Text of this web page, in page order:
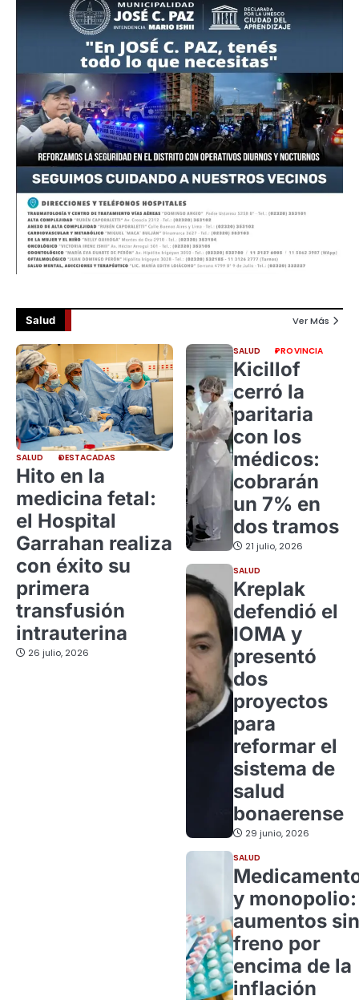
Salud Ver Más
SALUD DESTACADAS
Hito en la
medicina fetal:
el Hospital
Garrahan realiza
con éxito su
primera
transfusión
intrauterina
26 julio, 2026
SALUD PROVINCIA
Kicillof
cerró la
paritaria
con los
médicos:
cobrarán
un 7% en
dos tramos
21 julio, 2026
SALUD
Kreplak
defendió el
IOMA y
presentó
dos
proyectos
para
reformar el
sistema de
salud
bonaerense
29 junio, 2026
SALUD
y monopolio:
aumentos sin
freno por
encima de la
inflación